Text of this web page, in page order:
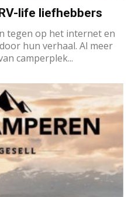
life liefhebbers
tegen op het internet en
hun verhaal. Al meer
camperplek...